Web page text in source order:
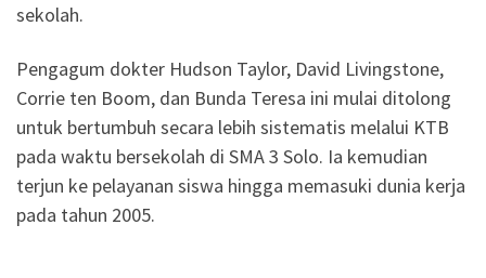
sekolah.
Pengagum dokter Hudson Taylor, David Livingstone,
Corrie ten Boom, dan Bunda Teresa ini mulai ditolong
untuk bertumbuh secara lebih sistematis melalui KTB
pada waktu bersekolah di SMA 3 Solo. Ia kemudian
terjun ke pelayanan siswa hingga memasuki dunia kerja
pada tahun 2005.